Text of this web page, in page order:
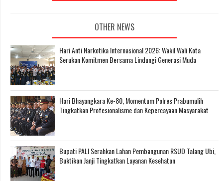
OTHER NEWS
Hari Anti Narkotika Internasional 2026: Wakil Wali Kota
Serukan Komitmen Bersama Lindungi Generasi Muda
Hari Bhayangkara Ke-80, Momentum Polres Prabumulih
Tingkatkan Profesionalisme dan Kepercayaan Masyarakat
Bupati PALI Serahkan Lahan Pembangunan RSUD Talang Ubi,
Buktikan Janji Tingkatkan Layanan Kesehatan